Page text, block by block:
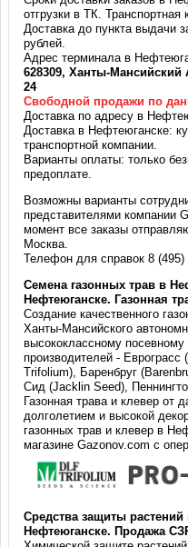
отгрузки в ТК. Транспортная
Доставка до пункта выдачи
рублей.
Адрес терминала в
628309, Ханты-
24
Свободной продажи по
Доставка по адресу в
Доставка в Нефтеюганске:
транспортной компании.
Варианты оплаты: только
предоплате.
Возможны варианты
представителями
момент все заказы
Москва.
Телефон для справок 8 (495)
Семена газонных трав в
Нефтеюганске. Газонная
Создание качественного
Ханты-Мансийского
высококлассному
производителей -
Trifolium), Баренбруг
Сид (Jacklin Seed),
Газонная трава и клевер от
долголетием и высокой
газонных трав и клевер в
магазине Gazonov.com с
Средства защиты
Нефтеюганске. Продажа